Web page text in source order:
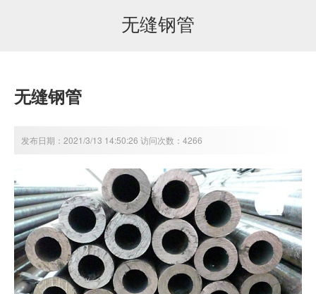
无缝钢管
无缝钢管
发布日期：2021/3/13 14:50:26 访问次数：4266